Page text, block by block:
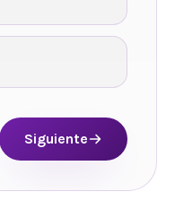
Siguiente